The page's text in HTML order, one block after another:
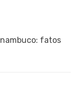
fatos